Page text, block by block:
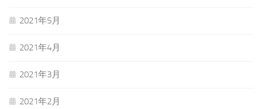
2021年5月
2021年4月
2021年3月
2021年2月